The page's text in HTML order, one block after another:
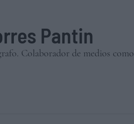
Pantin
Colaborador de medios como